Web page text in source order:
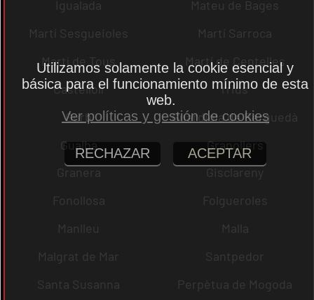
Igualada
Mateu de Bages
Martí Sesgueioles
Martí Sarroca
Martí de Tous
Martí de Centelles
Castellolí
rrius
Gurb
Guardiola de Berguedà
Gualba
Granollers
Granera
Gisclareny
Fonollosa
Folgueroles
Manlleu
Malla
Malgrat de Mar
Santpedor
Santa Susanna
Perpètua de Mogoda
Utilizamos solamente la cookie esencial y
básica para el funcionamiento mínimo de esta
web.
Ver políticas y gestión de cookies
RECHAZAR ACEPTAR